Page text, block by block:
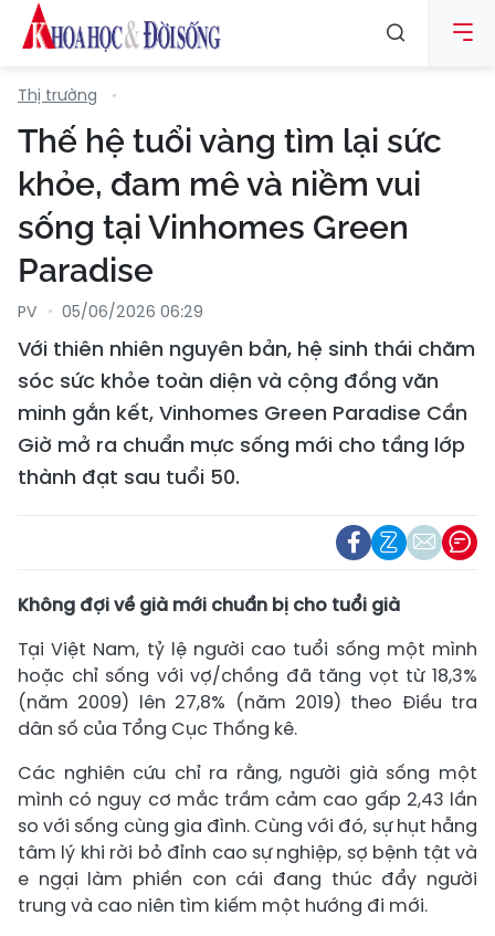
Thị trường
Thế hệ tuổi vàng tìm lại sức
khỏe, đam mê và niềm vui
sống tại Vinhomes Green
Paradise
PV 05/06/2026 06:29
Với thiên nhiên nguyên bản, hệ sinh thái chăm
sóc sức khỏe toàn diện và cộng đồng văn
minh gắn kết, Vinhomes Green Paradise Cần
Giờ mở ra chuẩn mực sống mới cho tầng lớp
thành đạt sau tuổi 50.
Không đợi về già mới chuẩn bị cho tuổi già
Tại Việt Nam, tỷ lệ người cao tuổi sống một mình
hoặc chỉ sống với vợ/chồng đã tăng vọt từ 18,3%
(năm 2009) lên 27,8% (năm 2019) theo Điều tra
dân số của Tổng Cục Thống kê.
Các nghiên cứu chỉ ra rằng, người già sống một
mình có nguy cơ mắc trầm cảm cao gấp 2,43 lần
so với sống cùng gia đình. Cùng với đó, sự hụt hẫng
tâm lý khi rời bỏ đỉnh cao sự nghiệp, sợ bệnh tật và
e ngại làm phiền con cái đang thúc đẩy người
trung và cao niên tìm kiếm một hướng đi mới.